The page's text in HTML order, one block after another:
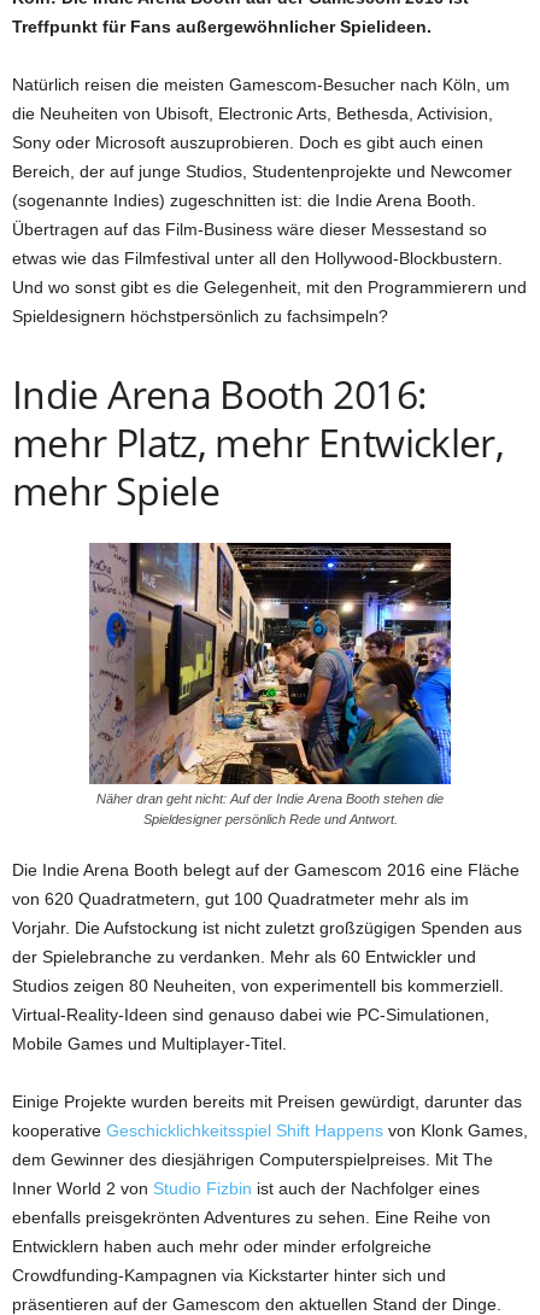
Treffpunkt für Fans außergewöhnlicher Spielideen.
Natürlich reisen die meisten Gamescom-Besucher nach Köln, um
die Neuheiten von Ubisoft, Electronic Arts, Bethesda, Activision,
Sony oder Microsoft auszuprobieren. Doch es gibt auch einen
Bereich, der auf junge Studios, Studentenprojekte und Newcomer
(sogenannte Indies) zugeschnitten ist: die Indie Arena Booth.
Übertragen auf das Film-Business wäre dieser Messestand so
etwas wie das Filmfestival unter all den Hollywood-Blockbustern.
Und wo sonst gibt es die Gelegenheit, mit den Programmierern und
Spieldesignern höchstpersönlich zu fachsimpeln?
Indie Arena Booth 2016:
mehr Platz, mehr Entwickler,
mehr Spiele
Näher dran geht nicht: Auf der Indie Arena Booth stehen die
Spieldesigner persönlich Rede und Antwort.
Die Indie Arena Booth belegt auf der Gamescom 2016 eine Fläche
von 620 Quadratmetern, gut 100 Quadratmeter mehr als im
Vorjahr. Die Aufstockung ist nicht zuletzt großzügigen Spenden aus
der Spielebranche zu verdanken. Mehr als 60 Entwickler und
Studios zeigen 80 Neuheiten, von experimentell bis kommerziell.
Virtual-Reality-Ideen sind genauso dabei wie PC-Simulationen,
Mobile Games und Multiplayer-Titel.
Einige Projekte wurden bereits mit Preisen gewürdigt, darunter das
kooperative Geschicklichkeitsspiel Shift Happens von Klonk Games,
dem Gewinner des diesjährigen Computerspielpreises. Mit The
Inner World 2 von Studio Fizbin ist auch der Nachfolger eines
ebenfalls preisgekrönten Adventures zu sehen. Eine Reihe von
Entwicklern haben auch mehr oder minder erfolgreiche
Crowdfunding-Kampagnen via Kickstarter hinter sich und
präsentieren auf der Gamescom den aktuellen Stand der Dinge.